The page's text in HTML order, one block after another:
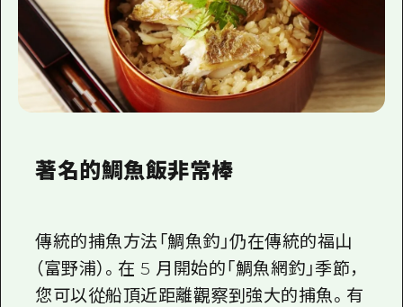
著名的鯛魚飯非常棒
傳統的捕魚方法「鯛魚釣」仍在傳統的福山
（富野浦）。在 5 月開始的「鯛魚網釣」季節，
您可以從船頂近距離觀察到強大的捕魚。有